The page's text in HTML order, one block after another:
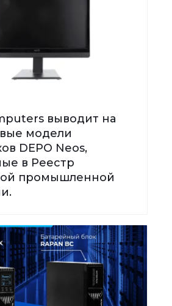
выводит на
модели
DEPO Neos,
в Реестр
промышленной